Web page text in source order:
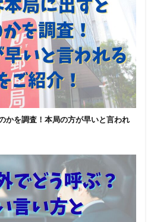
かを調査！本局の方が早いと言われ